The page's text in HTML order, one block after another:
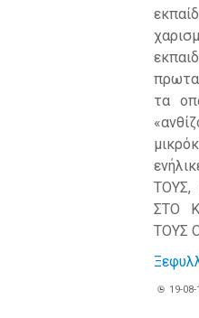
τα
ΤΟΥΣ,
ΣΤΟ
ΤΟΥΣ
19-08-